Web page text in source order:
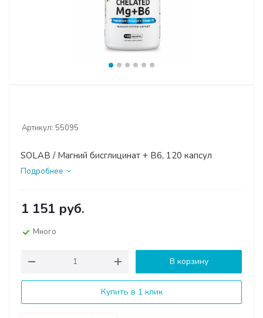
Артикул: 55095
SOLAB / Магний бисглицинат + В6, 120 капсул
Подробнее
1 151 руб.
Много
В корзину
Купить в 1 клик